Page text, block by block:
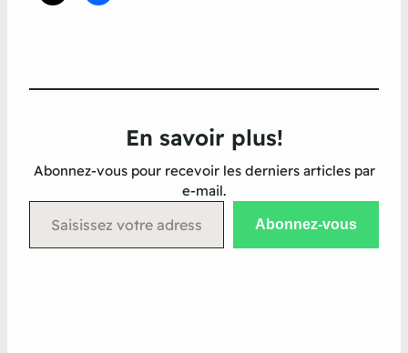
En savoir plus!
Abonnez-vous pour recevoir les derniers articles par
e-mail.
Saisissez votre adresse e-mail…
Abonnez-vous